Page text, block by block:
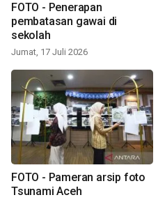
FOTO - Penerapan
pembatasan gawai di
sekolah
Jumat, 17 Juli 2026
FOTO - Pameran arsip foto
Tsunami Aceh